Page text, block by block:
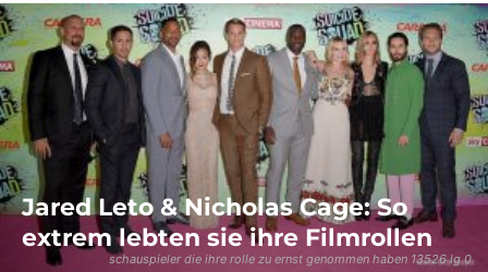
schauspieler die ihre rolle zu ernst genommen haben 13526 lg 0
Jared Leto & Nicholas Cage: So
extrem lebten sie ihre Filmrollen